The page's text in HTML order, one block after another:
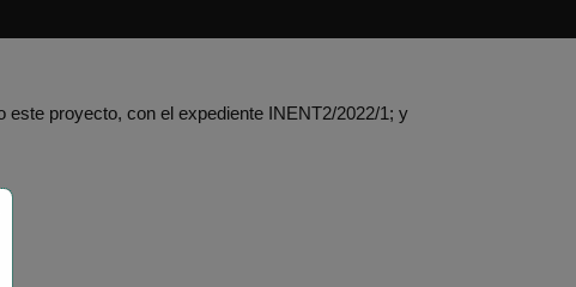
este proyecto, con el expediente INENT2/2022/1; y